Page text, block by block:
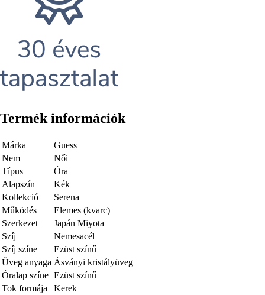
Termék információk
Márka
Guess
Nem
Női
Típus
Óra
Alapszín
Kék
Kollekció
Serena
Működés
Elemes (kvarc)
Szerkezet
Japán Miyota
Szíj
Nemesacél
Szíj színe
Ezüst színű
Üveg anyaga Ásványi kristályüveg
Óralap színe Ezüst színű
Tok formája
Kerek